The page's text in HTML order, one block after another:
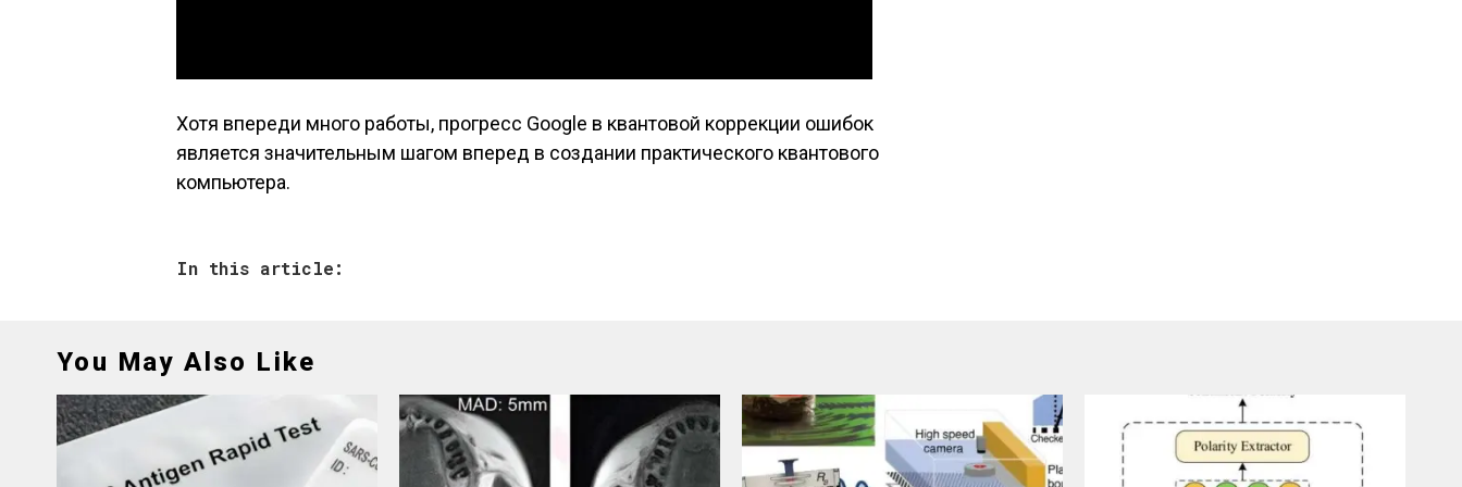
Хотя впереди много работы, прогресс Google в квантовой коррекции ошибок
является значительным шагом вперед в создании практического квантового
компьютера.
In this article:
You May Also Like